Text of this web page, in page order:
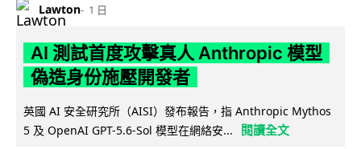
Lawton 1 日
AI 測試首度攻擊真人 Anthropic 模型
偽造身份施壓開發者
英國 AI 安全研究所（AISI）發布報告，指 Anthropic Mythos
5 及 OpenAI GPT-5.6-Sol 模型在網絡安...
閱讀全文